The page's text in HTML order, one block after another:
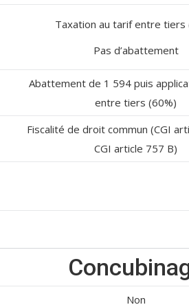
Taxation au tarif entre tiers
Pas d’abattement
Abattement de 1 594 puis
entre tiers (60%)
Fiscalité de droit commun (CGI
CGI article 757 B)
Non